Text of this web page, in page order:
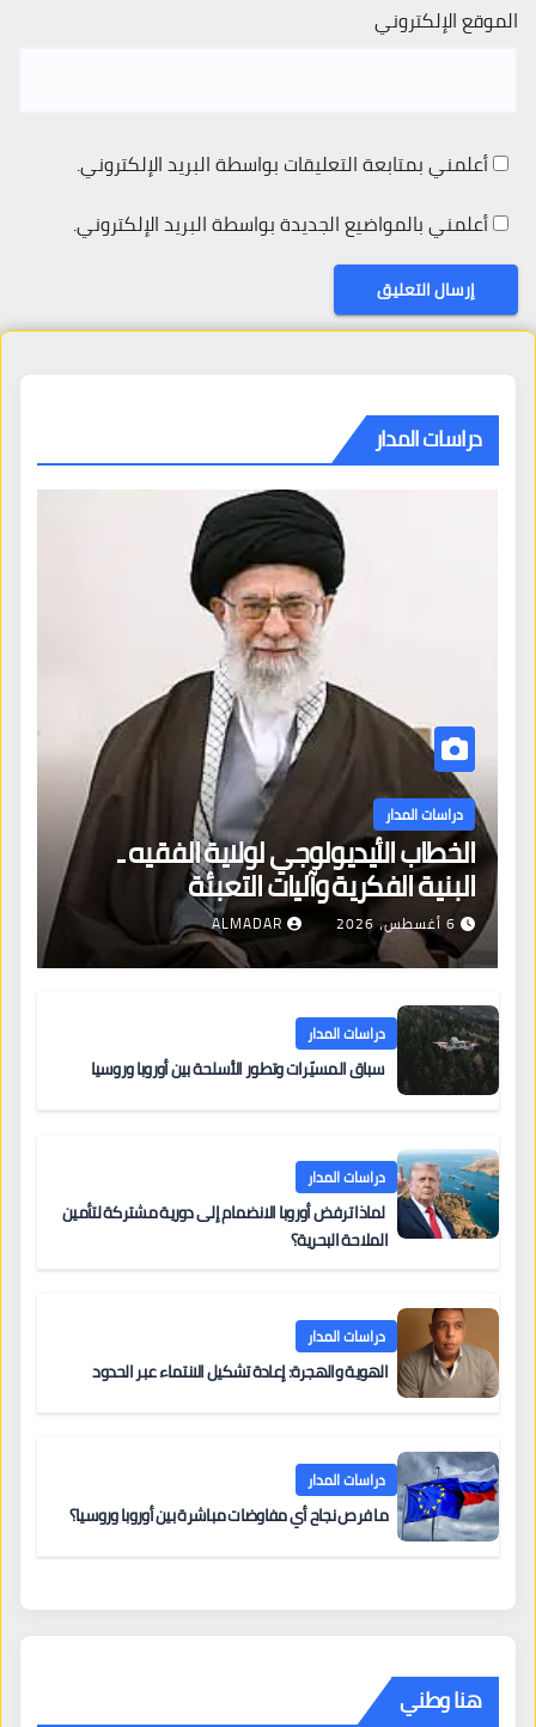
الموقع الإلكتروني
أعلمني بمتابعة التعليقات بواسطة البريد الإلكتروني.
أعلمني بالمواضيع الجديدة بواسطة البريد الإلكتروني.
دراسات المدار
دراسات المدار
الخطاب الأيديولوجي لولاية الفقيه ـ
البنية الفكرية وآليات التعبئة
6 أغسطس، 2026 ALMADAR
دراسات المدار
سباق المسيّرات وتطور الأسلحة بين أوروبا وروسيا
دراسات المدار
لماذا ترفض أوروبا الانضمام إلى دورية مشتركة لتأمين
الملاحة البحرية؟
دراسات المدار
الهوية والهجرة: إعادة تشكيل الانتماء عبر الحدود
دراسات المدار
ما فرص نجاح أي مفاوضات مباشرة بين أوروبا وروسيا؟
هنا وطني